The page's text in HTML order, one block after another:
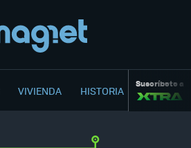
VIVIENDA HISTORIA Suscríbete a